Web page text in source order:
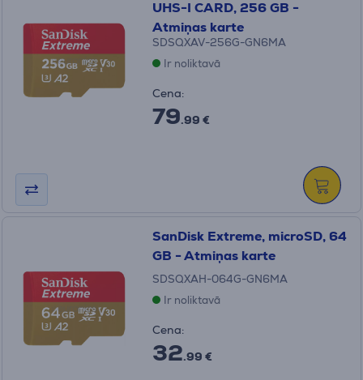
UHS-I CARD, 256 GB -
Atmiņas karte
SDSQXAV-256G-GN6MA
Ir noliktavā
Cena:
79.99 €
SanDisk Extreme, microSD, 64
GB - Atmiņas karte
SDSQXAH-064G-GN6MA
Ir noliktavā
Cena:
32.99 €